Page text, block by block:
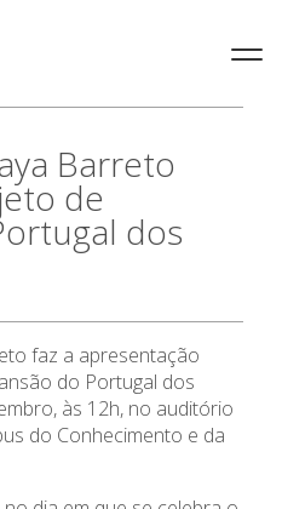
Áreas de Intervenção
Serviço Educativo do Portugal
dos Pequenitos
Casa Museu Bissaya Barreto
Casa das Artes Bissaya
Barreto
Sociais
O Prémio Nuno Viegas
Nascimento
Prémio 2018: Edição
Especial, Área Social
Cidadania
Prémio 2010: A Inovação na
Promoção Social
Prémio 2009: Educar para
Universidade
Barreto
de
dos
faz a apresentação
do Portugal dos
às 12h, no auditório
do Conhecimento e da